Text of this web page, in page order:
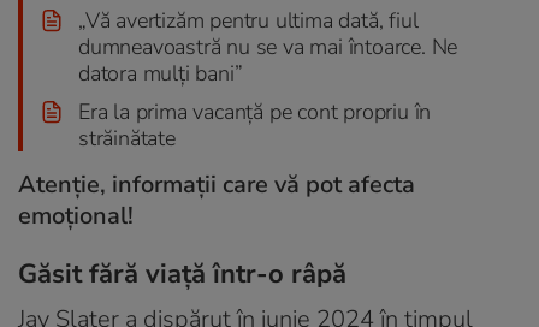
„Vă avertizăm pentru ultima dată, fiul
dumneavoastră nu se va mai întoarce. Ne
datora mulți bani”
Era la prima vacanță pe cont propriu în
străinătate
Atenție, informații care vă pot afecta
emoțional!
Găsit fără viață într-o râpă
Jay Slater a dispărut în iunie 2024 în timpul